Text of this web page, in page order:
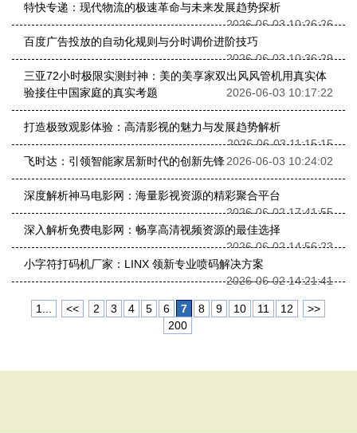
特快专递：现代物流的极速革命与未来发展趋势探析
2026-06-03 10:26:26
百度广告投放的自动化规则与分时调价进阶技巧
2026-06-03 10:36:29
三亚72小时极限实测封神：美的美享家双出风风管机用真实体
验接住中国家庭的真实考题
2026-06-03 10:17:22
打造极致观影体验：高清影视的魅力与发展趋势解析
2026-06-03 11:15:15
飞时达：引领智能家居新时代的创新先锋2026-06-03 10:24:02
深度解析神马电影网：海量影视资源的精彩聚合平台
2026-06-02 17:41:55
深入解析免费电影网：畅享高清视频资源的最佳选择
2026-06-02 14:56:23
小字符打码机厂家：LINX 领新专业喷码解决方案
2026-06-02 14:21:41
1... << 2 3 4 5 6 7 8 9 10 11 12
>>
200